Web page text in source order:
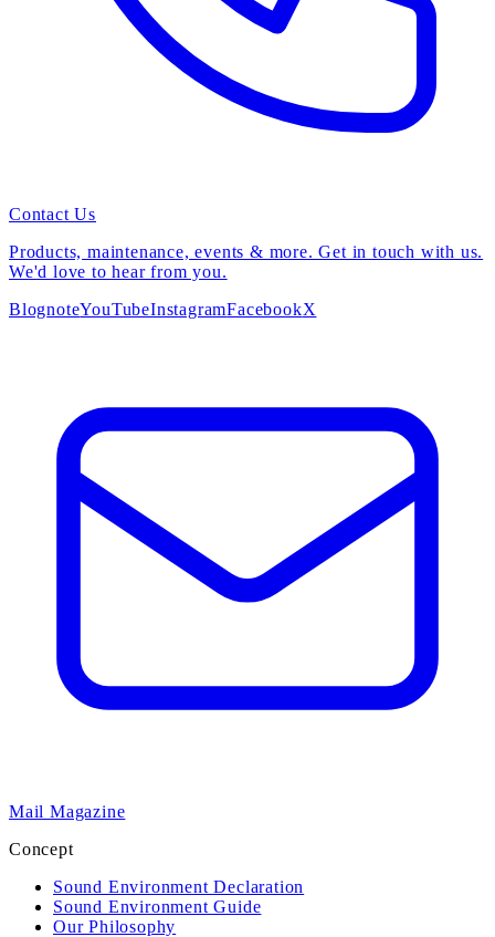
Contact Us
Products, maintenance, events & more. Get in touch with us.
We'd love to hear from you.
BlognoteYouTubeInstagramFacebookX
Mail Magazine
Concept
Sound Environment Declaration
Sound Environment Guide
Our Philosophy